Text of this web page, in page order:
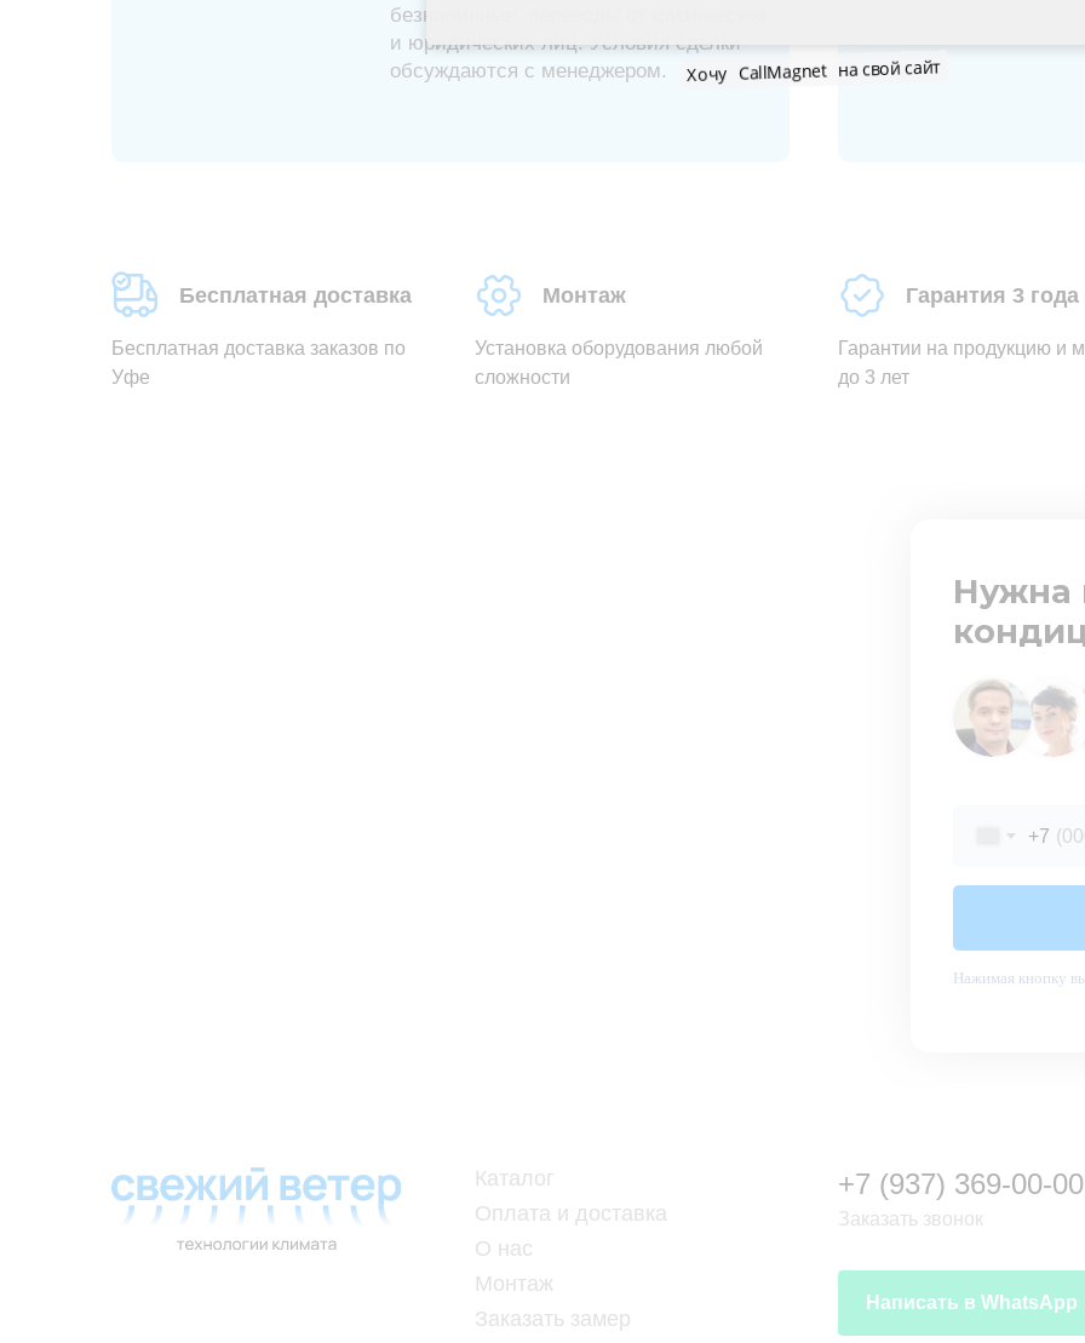
безналичные, переводы от физических
и юридических лиц. Условия сделки
обсуждаются с менеджером.
Бесплатная доставка
Бесплатная доставка заказов по
Уфе
Монтаж
Установка оборудования любой
сложности
Гарантия 3 года
Гарантии на продукцию и
до 3 лет
Нужна
+7
Нажимая кнопку
+7 (937) 369-00-00
Заказать звонок
Каталог
Оплата и доставка
О нас
Монтаж
Заказать замер
Написать в WhatsApp
Хочу CallMagnet на свой сайт